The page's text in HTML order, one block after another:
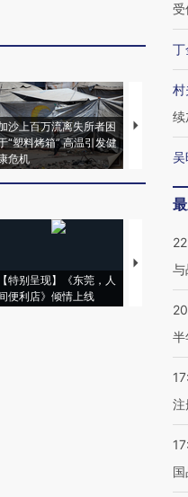
沙上百万流离失所者困
“塑料烤箱” 高温引发健
危机
视线｜
心“花钱
【特别呈现】《东莞，人
便利店》倾情上线
【推广】
会，让数
受
丁
村
续
吴
与
半
注